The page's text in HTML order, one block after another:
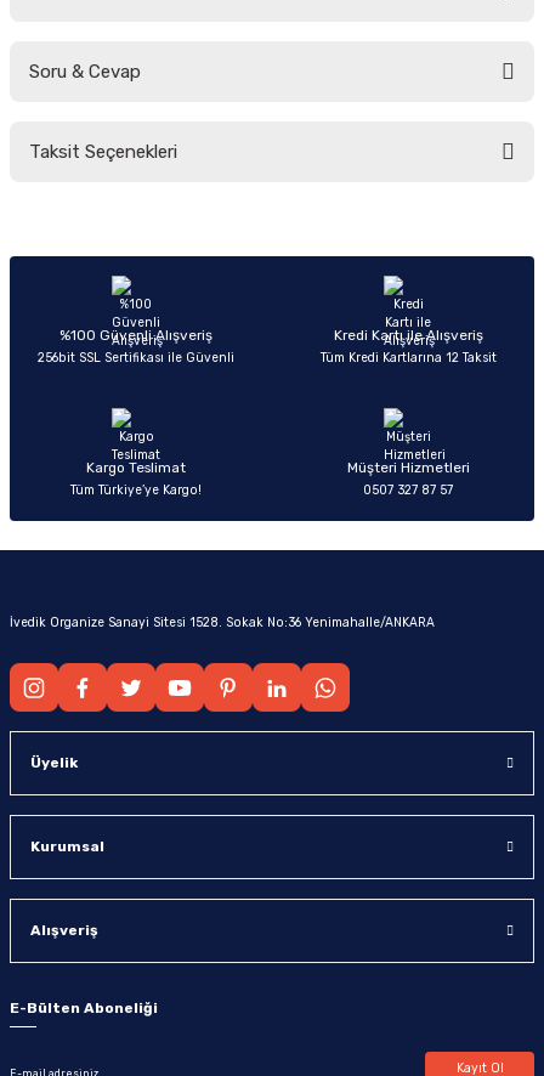
Soru & Cevap
Taksit Seçenekleri
%100 Güvenli Alışveriş
256bit SSL Sertifikası ile Güvenli
Kredi Kartı ile Alışveriş
Tüm Kredi Kartlarına 12 Taksit
Kargo Teslimat
Tüm Türkiye’ye Kargo!
Müşteri Hizmetleri
0507 327 87 57
İvedik Organize Sanayi Sitesi 1528. Sokak No:36 Yenimahalle/ANKARA
Üyelik
Kurumsal
Alışveriş
E-Bülten Aboneliği
Kayıt Ol